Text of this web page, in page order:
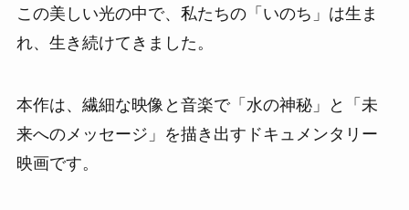
この美しい光の中で、私たちの「いのち」は生ま
れ、生き続けてきました。
本作は、繊細な映像と音楽で「水の神秘」と「未
来へのメッセージ」を描き出すドキュメンタリー
映画です。